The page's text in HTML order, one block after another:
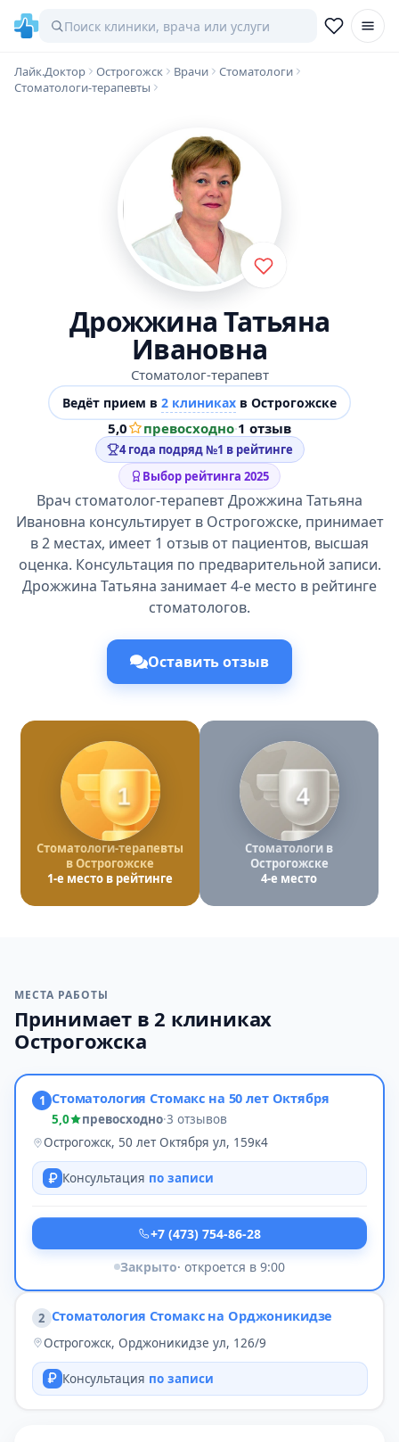
Лайк.Доктор Острогожск Врачи
Стоматологи
Стоматологи-терапевты
Дрожжина Татьяна
Ивановна
Стоматолог-терапевт
Ведёт прием в 2 клиниках в Острогожске
5,0 превосходно·1 отзыв
4 года подряд №1 в рейтинге
Выбор рейтинга 2025
Врач стоматолог-терапевт Дрожжина Татьяна
Ивановна консультирует в Острогожске, принимает
в 2 местах, имеет 1 отзыв от пациентов, высшая
оценка. Консультация по предварительной записи.
Дрожжина Татьяна занимает 4-е место в рейтинге
стоматологов.
Оставить отзыв
1
Стоматологи-терапевты
в Острогожске
1-е место в рейтинге
4
Стоматологи в
Острогожске
4-е место
МЕСТА РАБОТЫ
Принимает в 2 клиниках
Острогожска
1 Стоматология Стомакс на 50 лет Октября
5,0 превосходно·3 отзывов
Острогожск, 50 лет Октября ул, 159к4
Консультация по записи
+7 (473) 754-86-28
Закрыто· откроется в 9:00
2 Стоматология Стомакс на Орджоникидзе
Острогожск, Орджоникидзе ул, 126/9
Консультация по записи